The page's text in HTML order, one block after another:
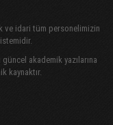
ve idari tüm personelimizin
akademik yazılarına
kaynaktır.